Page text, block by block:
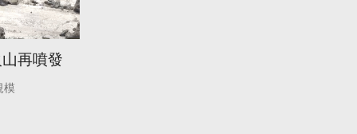
再噴發
模